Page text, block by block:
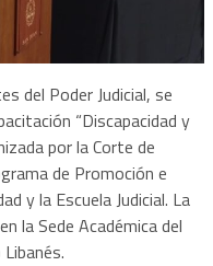
del Poder Judicial, se
“Discapacidad y
por la Corte de
de Promoción e
y la Escuela Judicial. La
la Sede Académica del